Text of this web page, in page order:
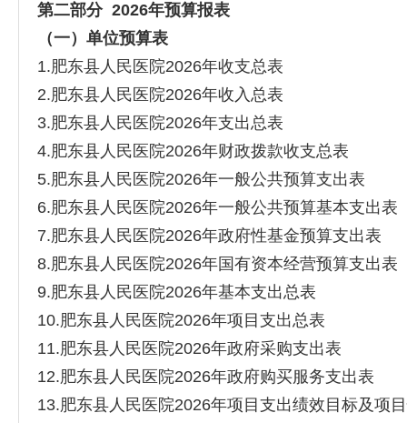
第二部分 2026年预算报表
（一） 单位预算表
1.肥东县人民医院2026年收支总表
2.肥东县人民医院2026年收入总表
3.肥东县人民医院2026年支出总表
4.肥东县人民医院2026年财政拨款收支总表
5.肥东县人民医院2026年一般公共预算支出表
6.肥东县人民医院2026年一般公共预算基本支出表
7.肥东县人民医院2026年政府性基金预算支出表
8.肥东县人民医院2026年国有资本经营预算支出表
9.肥东县人民医院2026年基本支出总表
10.肥东县人民医院2026年项目支出总表
11.肥东县人民医院2026年政府采购支出表
12.肥东县人民医院2026年政府购买服务支出表
13.肥东县人民医院2026年项目支出绩效目标及项